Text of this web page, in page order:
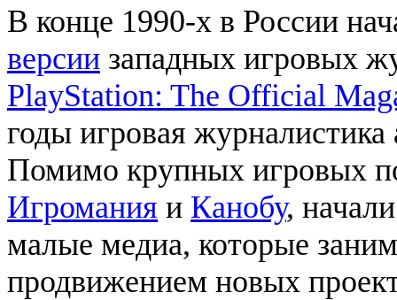
В конце 1990-х в России
версии западных игровых
PlayStation: The Official
годы игровая
Помимо крупных игровых
Игромания и Канобу,
малые медиа, которые
продвижением новых